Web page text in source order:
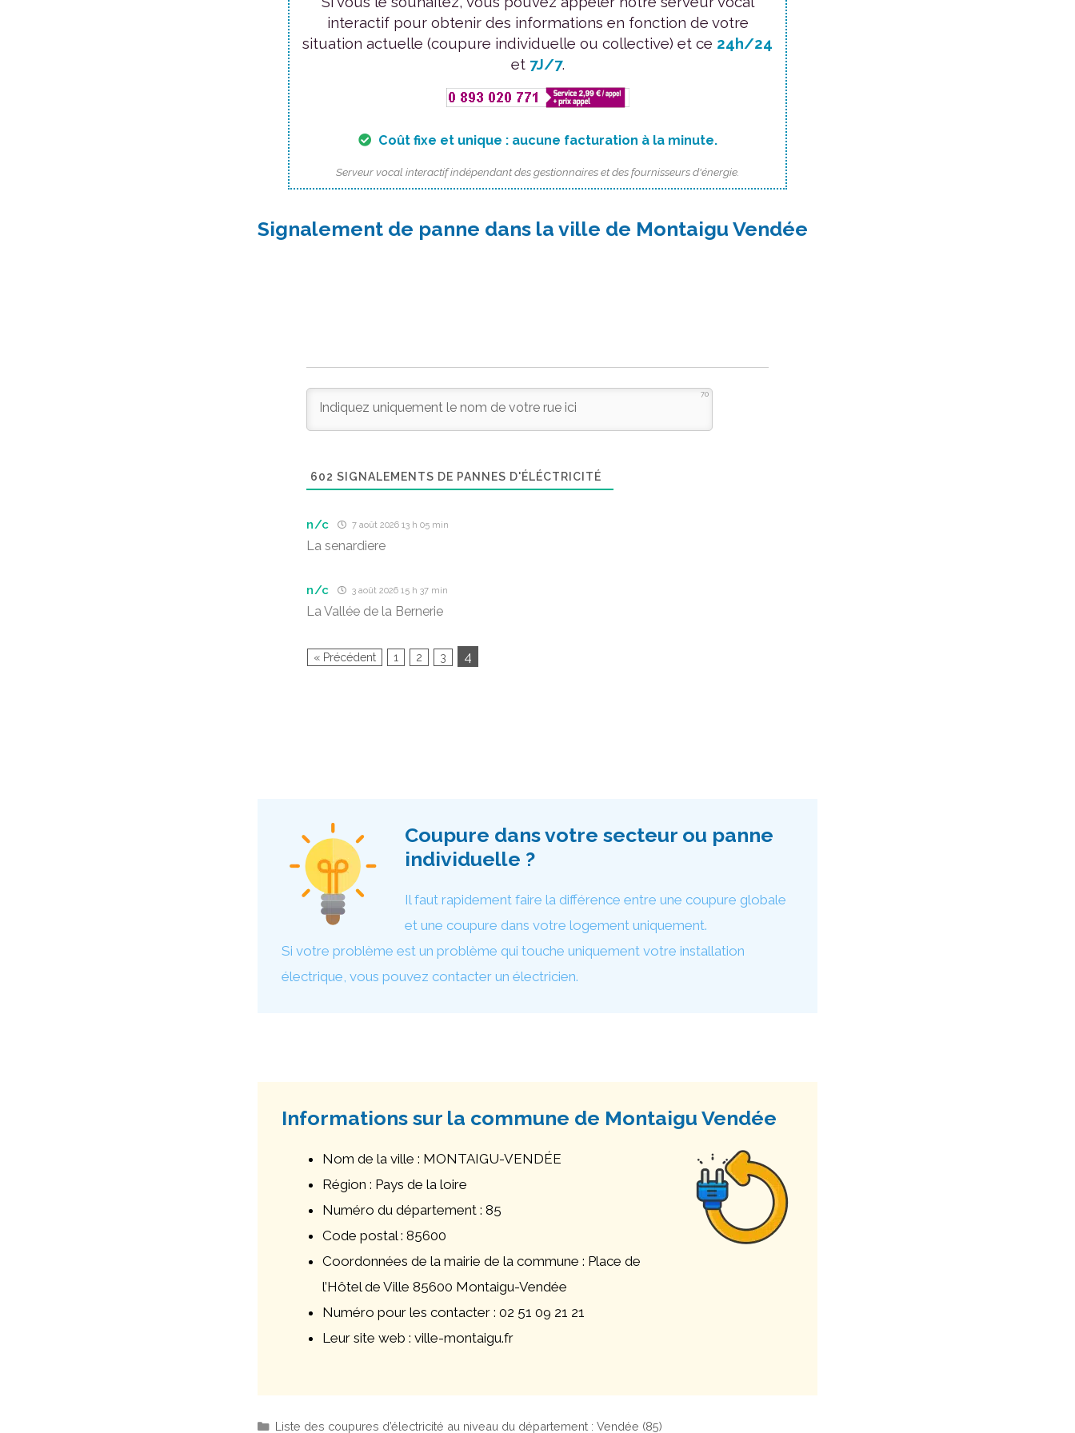
interactif pour obtenir des informations en fonction de votre
situation actuelle (coupure individuelle ou collective) et ce 24h/24
et 7J/7.
Coût fixe et unique : aucune facturation à la minute.
Serveur vocal interactif indépendant des gestionnaires et des fournisseurs d'énergie.
Signalement de panne dans la ville de Montaigu Vendée
70
602 SIGNALEMENTS DE PANNES D'ÉLÉCTRICITÉ
n/c 7 août 2026 13 h 05 min
La senardiere
n/c 3 août 2026 15 h 37 min
La Vallée de la Bernerie
« Précédent 1 2 3 4
Coupure dans votre secteur ou panne
individuelle ?
Il faut rapidement faire la différence entre une coupure globale
et une coupure dans votre logement uniquement.
Si votre problème est un problème qui touche uniquement votre installation
électrique, vous pouvez contacter un électricien.
Informations sur la commune de Montaigu Vendée
Nom de la ville : MONTAIGU-VENDÉE
Région : Pays de la loire
Numéro du département : 85
Code postal : 85600
Coordonnées de la mairie de la commune : Place de
l’Hôtel de Ville 85600 Montaigu-Vendée
Numéro pour les contacter : 02 51 09 21 21
Leur site web : ville-montaigu.fr
Catégories
Liste des coupures d’électricité au niveau du département : Vendée (85)